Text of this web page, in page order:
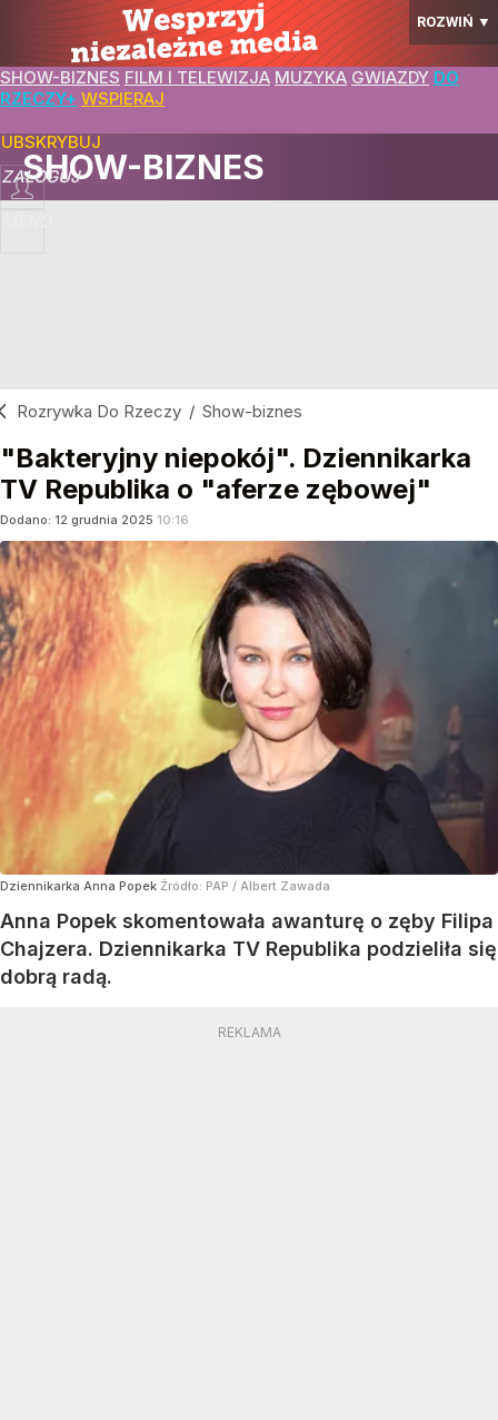
ROZWIŃ ▼
SHOW-BIZNES FILM I TELEWIZJA MUZYKA GWIAZDY DO
RZECZY+ WSPIERAJ
ZALOGUJ
SHOW-BIZNES
Rozrywka Do Rzeczy / Show-biznes
"Bakteryjny niepokój". Dziennikarka
TV Republika o "aferze zębowej"
Dodano: 12 grudnia 2025 10:16
Dziennikarka Anna Popek Źródło: PAP / Albert Zawada
Anna Popek skomentowała awanturę o zęby Filipa
Chajzera. Dziennikarka TV Republika podzieliła się
dobrą radą.